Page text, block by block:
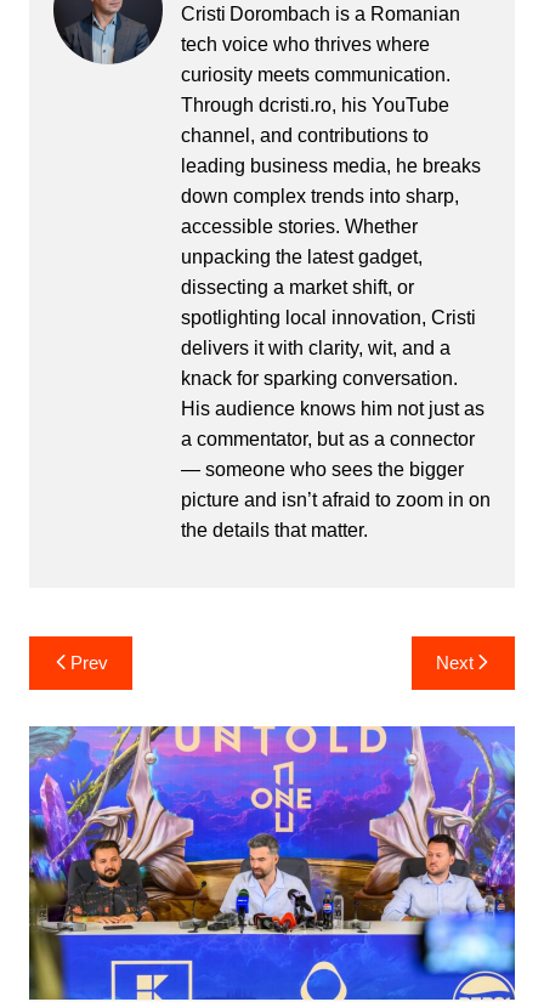
Cristi Dorombach is a Romanian
tech voice who thrives where
curiosity meets communication.
Through dcristi.ro, his YouTube
channel, and contributions to
leading business media, he breaks
down complex trends into sharp,
accessible stories. Whether
unpacking the latest gadget,
dissecting a market shift, or
spotlighting local innovation, Cristi
delivers it with clarity, wit, and a
knack for sparking conversation.
His audience knows him not just as
a commentator, but as a connector
— someone who sees the bigger
picture and isn’t afraid to zoom in on
the details that matter.
Post
navigation
Prev Next